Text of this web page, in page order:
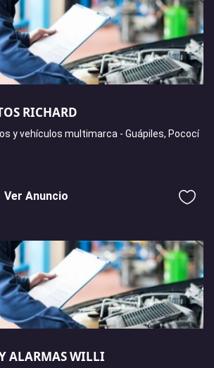
RICHARD
y vehículos multimarca - Guápiles, Pococí
Ver Anuncio
ALARMAS WILLI